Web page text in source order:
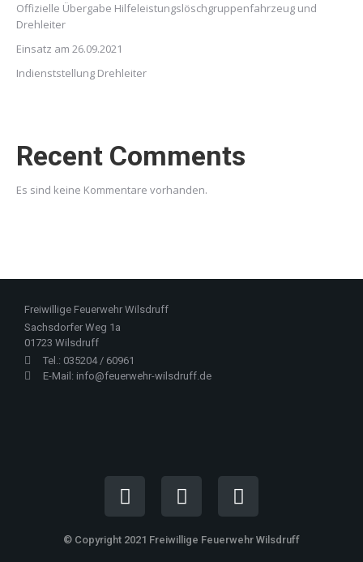
Offizielle Übergabe Hilfeleistungslöschgruppenfahrzeug und
Drehleiter
Einsatz am 26.09.2021
Indienststellung Drehleiter
Recent Comments
Es sind keine Kommentare vorhanden.
© Copyright 2021 Freiwillige Feuerwehr Wilsdruff
Freiwillige Feuerwehr Wilsdruff
Sachsdorfer Weg 1a
01723 Wilsdruff
Tel.: 035204 / 60961
E-Mail: info@feuerwehr-wilsdruff.de